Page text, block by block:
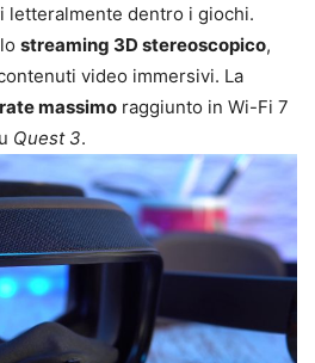
letteralmente dentro i giochi.
streaming 3D stereoscopico,
video immersivi. La
massimo raggiunto in Wi-Fi 7
Quest 3.